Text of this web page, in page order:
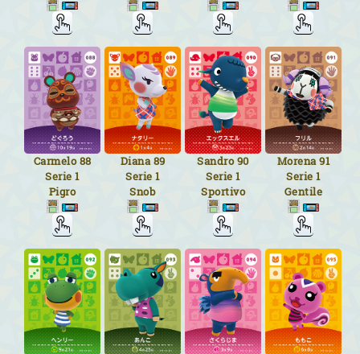
Carmelo 88
Serie 1
Pigro
Diana 89
Serie 1
Snob
Sandro 90
Serie 1
Sportivo
Morena91
Serie 1
Gentile